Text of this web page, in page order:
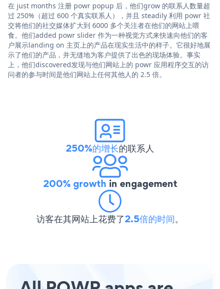
在 just months 注册 powr popup 后，他们grow 的联系人数量超
过 250%（超过 600 个真实联系人），并且 steadily 利用 powr 社
交将他们的社交媒体扩大到 6000 多个关注者在他们的网站上喂
食。他们added powr slider 作为一种视觉方式来快速向他们的客
户展示landing on 主页上的产品在现实生活中的样子。它很好地展
示了他们的产品，并无缝地为客户提供了出色的现场体验。事实
上，他们discovered发现与他们网站上的 powr 应用程序交互的访
问者的参与时间是他们网站上任何其他人的 2.5 倍。
250%的增长的联系人
200% growth in engagement
访客在其网站上花费了2.5倍的时间。